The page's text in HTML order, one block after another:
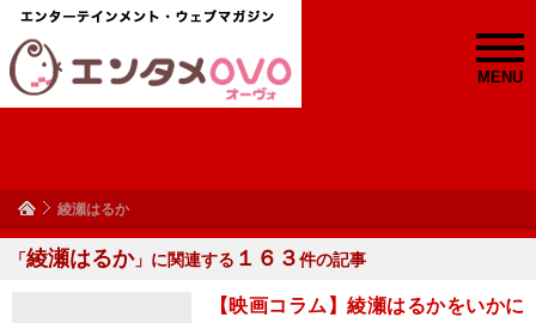
MENU
綾瀬はるか
「綾瀬はるか」に関連する １６３件の記事
【映画コラム】綾瀬はるかをいかに